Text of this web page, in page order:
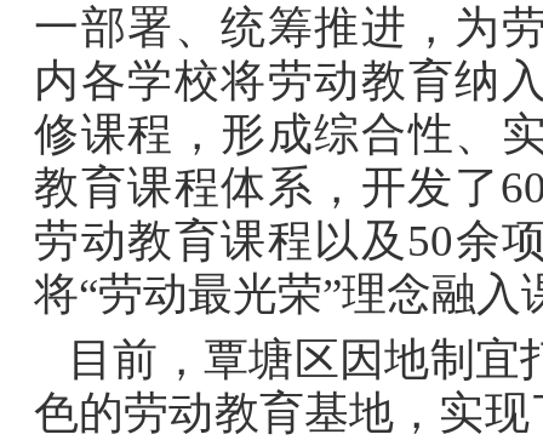
一部署、统筹推进，为
内各学校将劳动教育纳
修课程，形成综合性、
教育课程体系，开发了
劳动教育课程以及50余
将“劳动最光荣”理念融入
目前，覃塘区因地制
色的劳动教育基地，实